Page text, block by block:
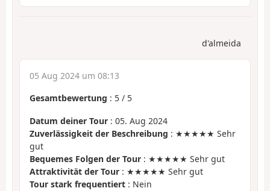
d'almeida
05 Aug 2024 um 08:13
Gesamtbewertung : 5 / 5
Datum deiner Tour : 05. Aug 2024
Zuverlässigkeit der Beschreibung : ★★★★★ Sehr
gut
Bequemes Folgen der Tour : ★★★★★ Sehr gut
Attraktivität der Tour : ★★★★★ Sehr gut
Tour stark frequentiert : Nein